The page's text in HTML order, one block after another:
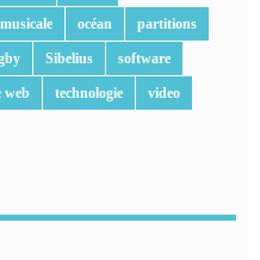
océan partitions
Sibelius software
web technologie video